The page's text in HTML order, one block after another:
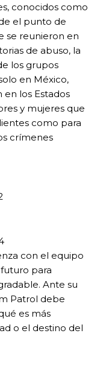
conocidos como
el punto de
se reunieron en
de abuso, la
los grupos
en México,
los Estados
y mujeres que
como para
crímenes
con el equipo
para
Ante su
Patrol debe
es más
o el destino del